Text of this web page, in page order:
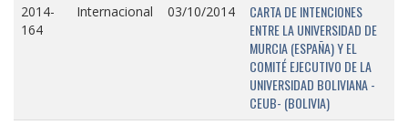
2014-
164
Internacional 03/10/2014
CARTA DE INTENCIONES
ENTRE LA UNIVERSIDAD DE
MURCIA (ESPAÑA) Y EL
COMITÉ EJECUTIVO DE LA
UNIVERSIDAD BOLIVIANA -
CEUB- (BOLIVIA)